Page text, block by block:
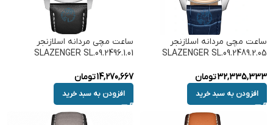
ساعت مچی مردانه اسلازنجر
SLAZENGER SL.09.2489.2.05
32,335,333تومان
افزودن به سبد خرید
ساعت مچی مردانه اسلازنجر
SLAZENGER SL.09.2496.1.01
14,270,667تومان
افزودن به سبد خرید